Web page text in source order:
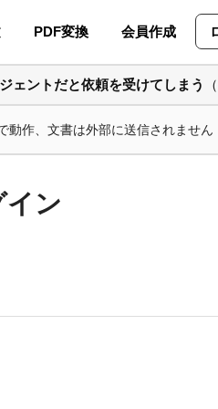
PDF変換 会員作成
ェントだと依頼を受けてしまう
動作、文書は外部に送信されません
イン